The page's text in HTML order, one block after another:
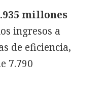
millones
ingresos a
de eficiencia,
7.790